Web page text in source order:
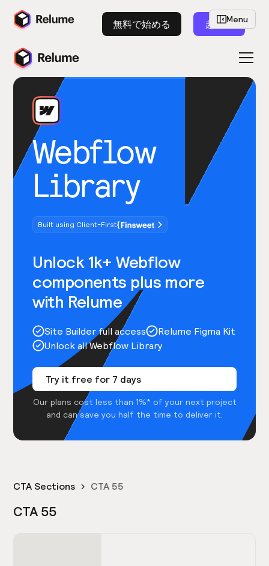
無料で始める 起動
Webflow
Library
Built using Client-First
Unlock 1k+ Webflow
components plus more
with Relume
Site Builder full access
Relume Figma Kit
Unlock all Webflow Library
Try it free for 7 days
Our plans cost less than 1%* of your next project
and can save you half the time to deliver it.
Menu
CTA Sections CTA 55
CTA 55